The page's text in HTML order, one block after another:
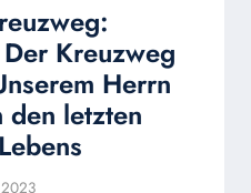
Kreuzweg
Herrn
den letzten